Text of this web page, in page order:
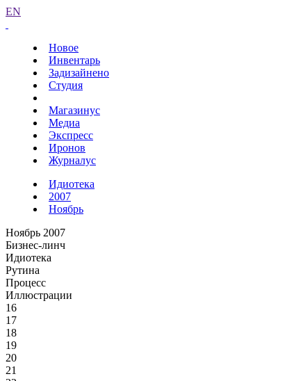
EN
Новое
Инвентарь
Задизайнено
Студия
Магазинус
Медиа
Экспресс
Иронов
Журналус
Идиотека
2007
Ноябрь
Ноябрь 2007
Бизнес-линч
Идиотека
Рутина
Процесс
Иллюстрации
16
17
18
19
20
21